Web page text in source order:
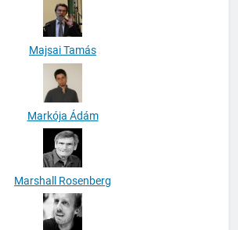
Majsai Tamás
Markója Ádám
Marshall Rosenberg